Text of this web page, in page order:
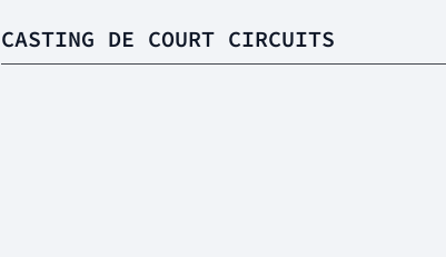
CASTING DE COURT CIRCUITS